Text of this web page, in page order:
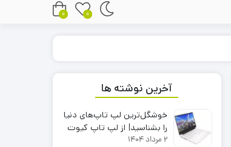
0
0
آخرین نوشته ها
خوشگل‌ترین لپ تاپ‌های دنیا
را بشناسید| از لپ تاپ کیوت
تا بهترین لپ تاپ دنیا
2 مرداد 1404